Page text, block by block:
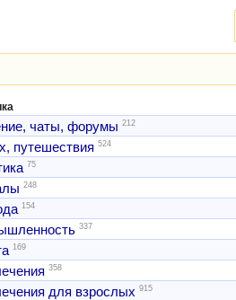
чаты, форумы 212
путешествия 524
75
248
154
337
169
358
для взрослых 915